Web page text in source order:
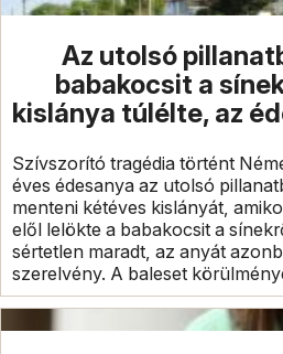
Az utolsó
babakocsit a
kislánya túlélte, az
Szívszorító tragédia történt
éves édesanya az utolsó
menteni kétéves kislányát,
elől lelökte a babakocsit a
sértetlen maradt, az anyát
szerelvény. A baleset